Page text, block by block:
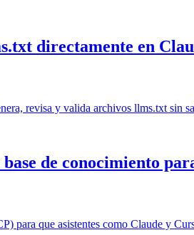
directamente en
revisa y valida archivos llms.txt sin
de conocimiento
que asistentes como Claude y